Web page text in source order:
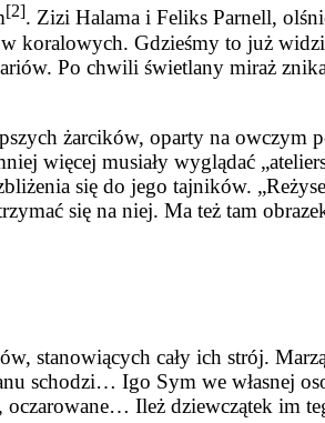
[2]. Zizi Halama i Feliks Parnell,
koralowych. Gdzieśmy to już
Po chwili świetlany miraż
żarcików, oparty na owczym
więcej musiały wyglądać
się do jego tajników.
się na niej. Ma też tam
stanowiących cały ich strój.
schodzi… Igo Sym we własnej
Ileż dziewczątek im